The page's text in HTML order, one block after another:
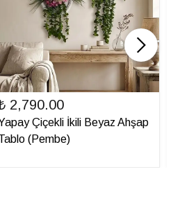
2,790.00
Çiçekli İkili Beyaz Ahşap
(Pembe)